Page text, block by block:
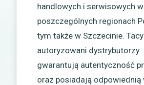
handlowych i serwisowych w
poszczególnych regionach
tym także w Szczecinie. Tacy
autoryzowani dystrybutorzy
gwarantują autentyczność
oraz posiadają odpowiednią